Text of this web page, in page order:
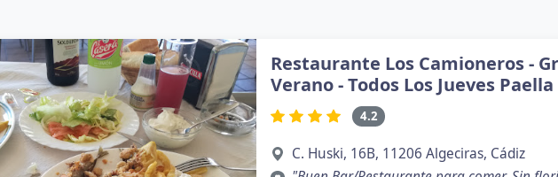
Restaurante Los Camioneros -
Verano - Todos Los Jueves Paella
4.2
C. Huski, 16B, 11206 Algeciras, Cádiz